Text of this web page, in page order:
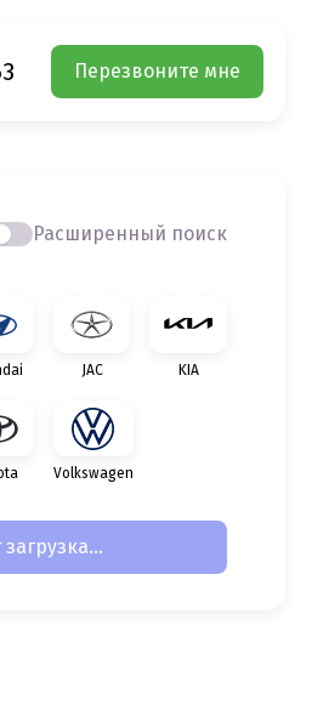
Перезвоните мне
Расширенный поиск
JAC KIA
Volkswagen
загрузка...